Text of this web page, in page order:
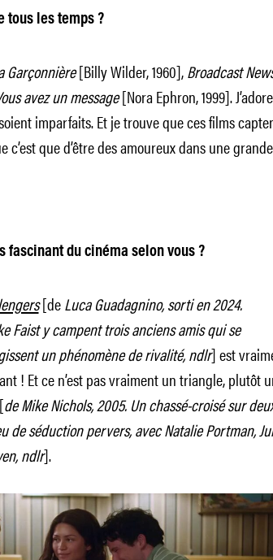
tous les temps ?
Garçonnière[Billy Wilder, 1960],Broadcast
avez un message[Nora Ephron, 1999]. J’adore
imparfaits. Et je trouve que ces films
que d’être des amoureux dans une grande
fascinant du cinéma selon vous ?
[deLuca Guadagnino, sorti en 2024.
Faist y campent trois anciens amis qui se
un phénomène de rivalité, ndlr] est
! Et ce n’est pas vraiment un triangle, plutôt
[de Mike Nichols, 2005. Un chassé-croisé sur
de séduction pervers, avec Natalie Portman,
ndlr].